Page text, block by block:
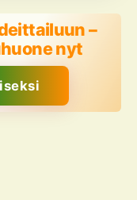
–
nyt